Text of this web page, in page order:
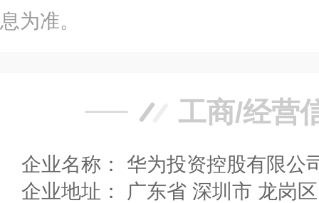
息为准。
工商/经营
企业名称： 华为投资控股有限公
企业地址： 广东省 深圳市 龙岗区 坂田华为基地B区1号